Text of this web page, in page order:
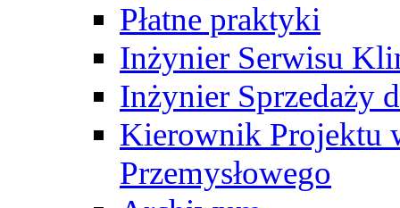
Płatne praktyki
Inżynier Serwisu
Inżynier Sprzedaży
Kierownik Projektu
Przemysłowego